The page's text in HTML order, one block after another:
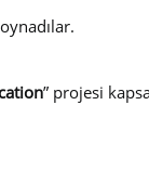
” projesi